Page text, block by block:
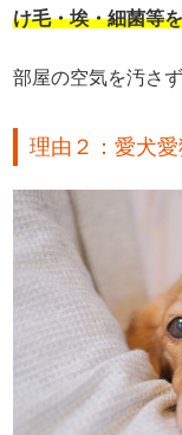
け毛・埃・細菌等
部屋の空気を汚さ
理由２：愛犬